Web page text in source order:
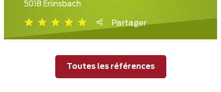
5018 Erlinsbach
Partager
Toutes les références